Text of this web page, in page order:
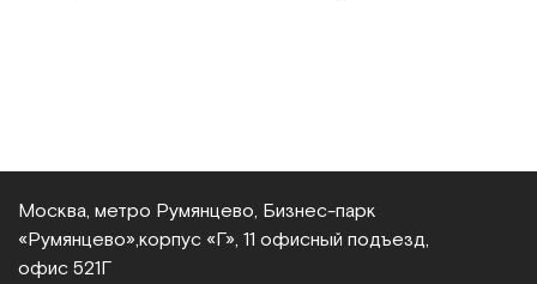
Москва, метро Румянцево, Бизнес‑парк
«Румянцево», корпус «Г», 11 офисный подъезд,
офис 521Г